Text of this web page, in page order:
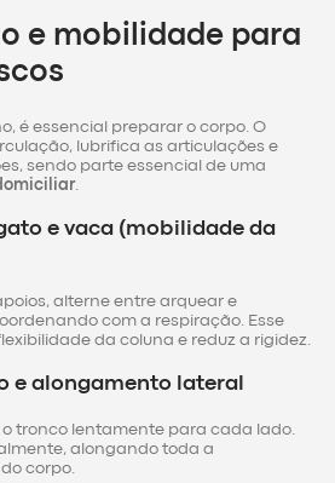
e mobilidade para
é essencial preparar o corpo. O
lubrifica as articulações e
sendo parte essencial de uma
.
e vaca (mobilidade da
alterne entre arquear e
com a respiração. Esse
da coluna e reduz a rigidez.
e alongamento lateral
o tronco lentamente para cada lado.
alongando toda a
corpo.